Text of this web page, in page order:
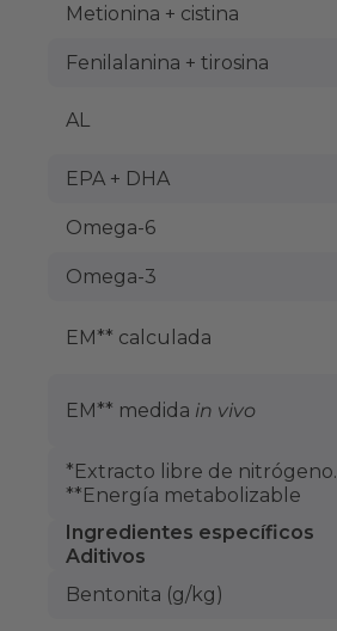
Metionina + cistina
Fenilalanina + tirosina
AL
EPA + DHA
Omega-6
Omega-3
EM** calculada
EM** medida in vivo
*Extracto libre de nitrógeno.
**Energía metabolizable
Ingredientes específicos
Aditivos
Bentonita (g/kg)